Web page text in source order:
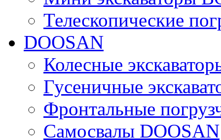
Телескопические
DOOSAN
Колесные
Гусеничные
Фронтальные
Самосвалы DOOSAN